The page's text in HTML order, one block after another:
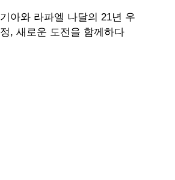
기아와 라파엘 나달의 21년 우
정, 새로운 도전을 함께하다